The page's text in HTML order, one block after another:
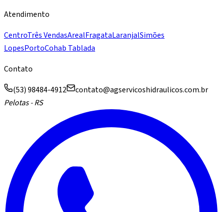
Atendimento
CentroTrês VendasArealFragataLaranjalSimões
LopesPortoCohab Tablada
Contato
(53) 98484-4912
contato@agservicoshidraulicos.com.br
Pelotas - RS